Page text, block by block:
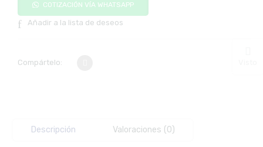
COTIZACIÓN VÍA WHATSAPP
Añadir a la lista de deseos
Compártelo:
Descripción Valoraciones (0)